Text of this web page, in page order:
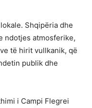
Shqipëria dhe
ndotjes atmosferike,
të hirit vullkanik, që
publik dhe
i Campi Flegrei